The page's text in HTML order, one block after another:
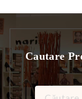
Cautare
Caută